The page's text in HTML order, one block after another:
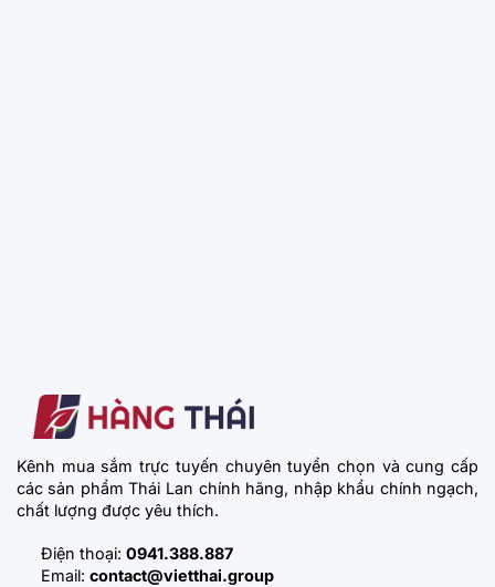
Kênh mua sắm trực tuyến chuyên tuyển chọn và cung cấp
các sản phẩm Thái Lan chính hãng, nhập khẩu chính ngạch,
chất lượng được yêu thích.
Điện thoại: 0941.388.887
Email: contact@vietthai.group